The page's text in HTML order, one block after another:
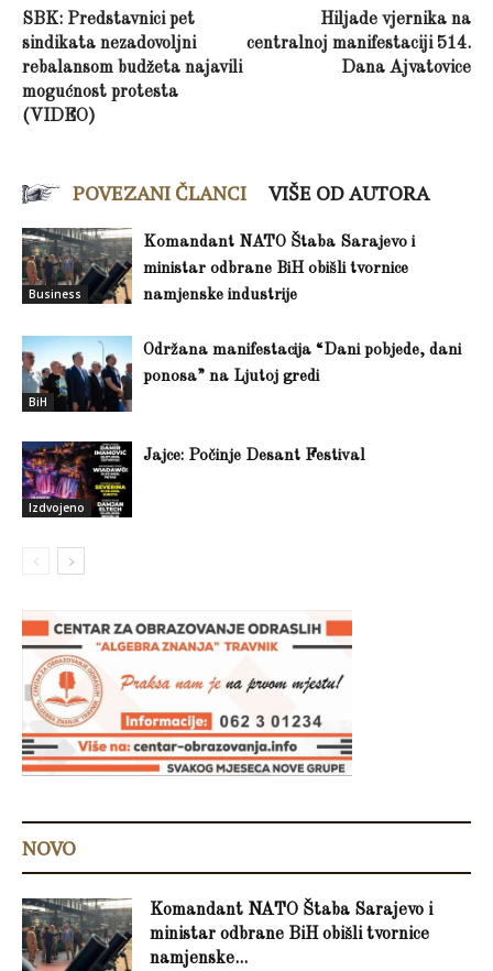
SBK: Predstavnici pet
sindikata nezadovoljni
rebalansom budžeta najavili
mogućnost protesta
(VIDEO)
Hiljade vjernika na
centralnoj manifestaciji 514.
Dana Ajvatovice
POVEZANI ČLANCI VIŠE OD AUTORA
Business
Komandant NATO Štaba Sarajevo i
ministar odbrane BiH obišli tvornice
namjenske industrije
BiH
Održana manifestacija “Dani pobjede, dani
ponosa” na Ljutoj gredi
Izdvojeno
Jajce: Počinje Desant Festival
NOVO
Komandant NATO Štaba Sarajevo i
ministar odbrane BiH obišli tvornice
namjenske...